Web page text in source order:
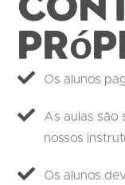
Os alunos
As aulas são
nossos
Os alunos